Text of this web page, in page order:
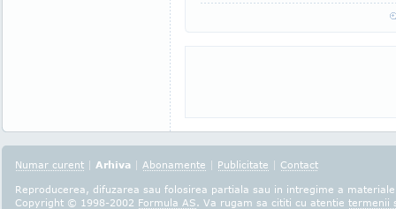
Numar curent | Arhiva | Abonamente | Publicitate | Contact
Reproducerea, difuzarea sau folosirea partiala sau in intregime a
Copyright © 1998-2002 Formula AS. Va rugam sa cititi cu atentie termenii